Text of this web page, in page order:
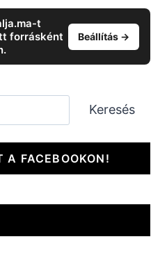
t
forrásként
Beállítás →
Keresés
A FACEBOOKON!